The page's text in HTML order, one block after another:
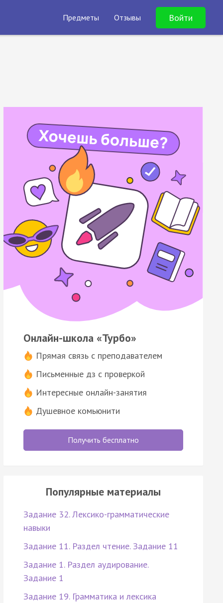
Предметы Отзывы Войти
Онлайн-школа «Турбо»
Прямая связь с преподавателем
Письменные дз с проверкой
Интересные онлайн-занятия
Душевное комьюнити
Получить бесплатно
Популярные материалы
Задание 32. Лексико-грамматические
навыки
Задание 11. Раздел чтение. Задание 11
Задание 1. Раздел аудирование.
Задание 1
Задание 19. Грамматика и лексика